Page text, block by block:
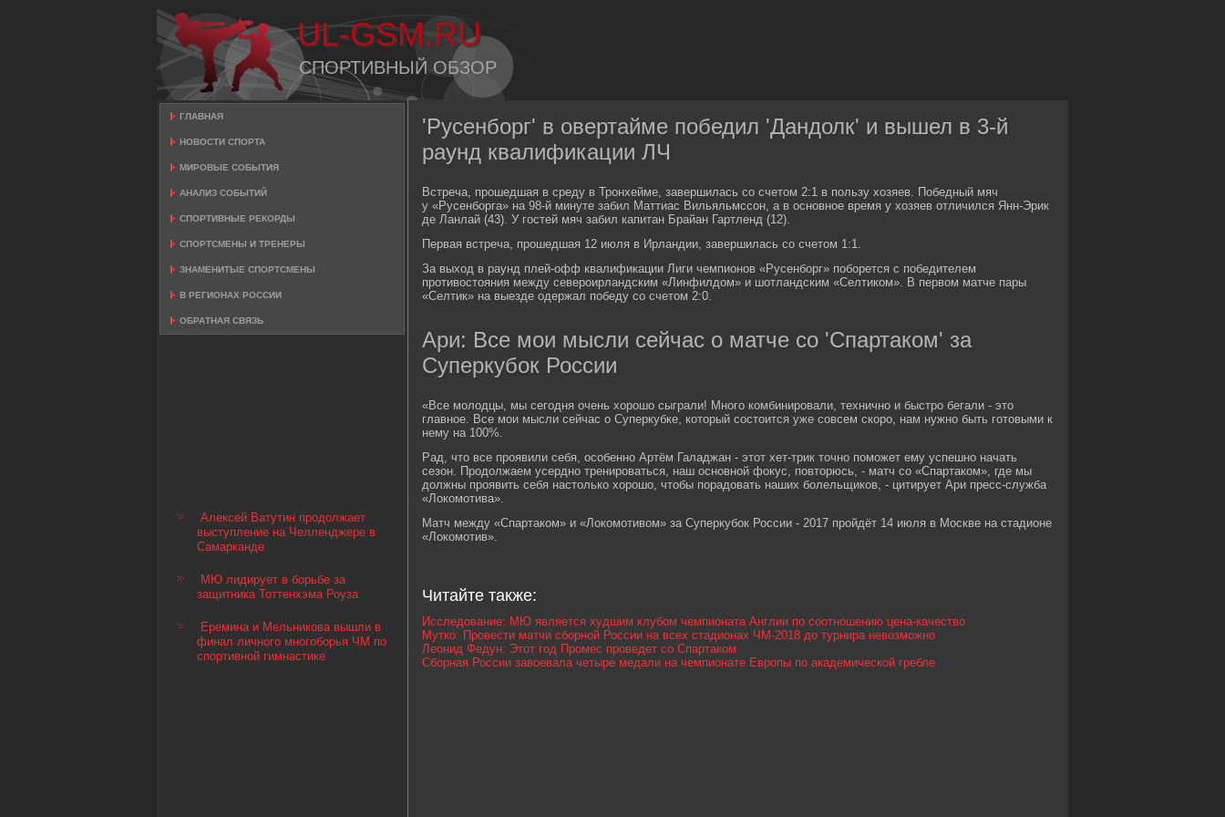
UL-GSM.RU
СПОРТИВНЫЙ ОБЗОР
ГЛАВНАЯ
НОВОСТИ СПОРТА
МИРОВЫЕ СОБЫТИЯ
АНАЛИЗ СОБЫТИЙ
СПОРТИВНЫЕ РЕКОРДЫ
СПОРТСМЕНЫ И ТРЕНЕРЫ
ЗНАМЕНИТЫЕ СПОРТСМЕНЫ
В РЕГИОНАХ РОССИИ
ОБРАТНАЯ СВЯЗЬ
Алексей Ватутин продолжает
выступление на Челленджере в
Самарканде
МЮ лидирует в борьбе за
защитника Тоттенхэма Роуза
Еремина и Мельникова вышли в
финал личного многоборья ЧМ по
спортивной гимнастике
'Русенборг' в овертайме победил 'Дандолк' и вышел в 3-й
раунд квалификации ЛЧ
Встреча, прошедшая в среду в Тронхейме, завершилась со счетом 2:1 в пользу хозяев. Победный мяч
у «Русенборга» на 98-й минуте забил Маттиас Вильяльмссон, а в основное время у хозяев отличился Янн-Эрик
де Ланлай (43). У гостей мяч забил капитан Брайан Гартленд (12).
Первая встреча, прошедшая 12 июля в Ирландии, завершилась со счетом 1:1.
За выход в раунд плей-офф квалификации Лиги чемпионов «Русенборг» поборется с победителем
противостояния между североирландским «Линфилдом» и шотландским «Селтиком». В первом матче пары
«Селтик» на выезде одержал победу со счетом 2:0.
Ари: Все мои мысли сейчас о матче со 'Спартаком' за
Суперкубок России
«Все молодцы, мы сегодня очень хорошо сыграли! Много комбинировали, технично и быстро бегали - это
главное. Все мои мысли сейчас о Суперкубке, который состоится уже совсем скоро, нам нужно быть готовыми к
нему на 100%.
Рад, что все проявили себя, особенно Артём Галаджан - этот хет-трик точно поможет ему успешно начать
сезон. Продолжаем усердно тренироваться, наш основной фокус, повторюсь, - матч со «Спартаком», где мы
должны проявить себя настолько хорошо, чтобы порадовать наших болельщиков, - цитирует Ари пресс-служба
«Локомотива».
Матч между «Спартаком» и «Локомотивом» за Суперкубок России - 2017 пройдёт 14 июля в Москве на стадионе
«Локомотив».
Читайте также:
Исследование: МЮ является худшим клубом чемпионата Англии по соотношению цена-качество
Мутко: Провести матчи сборной России на всех стадионах ЧМ-2018 до турнира невозможно
Леонид Федун: Этот год Промес проведет со Спартаком
Сборная России завоевала четыре медали на чемпионате Европы по академической гребле